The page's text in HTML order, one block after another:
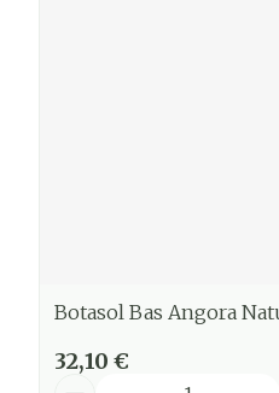
Botasol Bas Angora
32,10 €